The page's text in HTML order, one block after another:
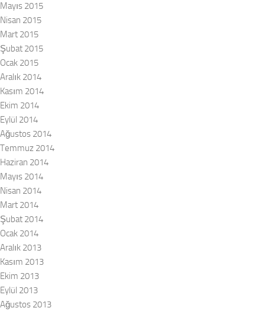
Mayıs 2015
Nisan 2015
Mart 2015
Şubat 2015
Ocak 2015
Aralık 2014
Kasım 2014
Ekim 2014
Eylül 2014
Ağustos 2014
Temmuz 2014
Haziran 2014
Mayıs 2014
Nisan 2014
Mart 2014
Şubat 2014
Ocak 2014
Aralık 2013
Kasım 2013
Ekim 2013
Eylül 2013
Ağustos 2013